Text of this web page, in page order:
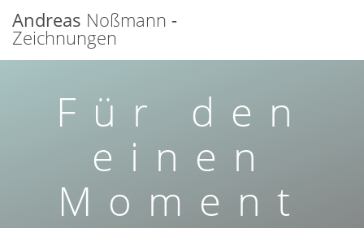
Andreas Noßmann -
Zeichnungen
Für den
einen
Moment